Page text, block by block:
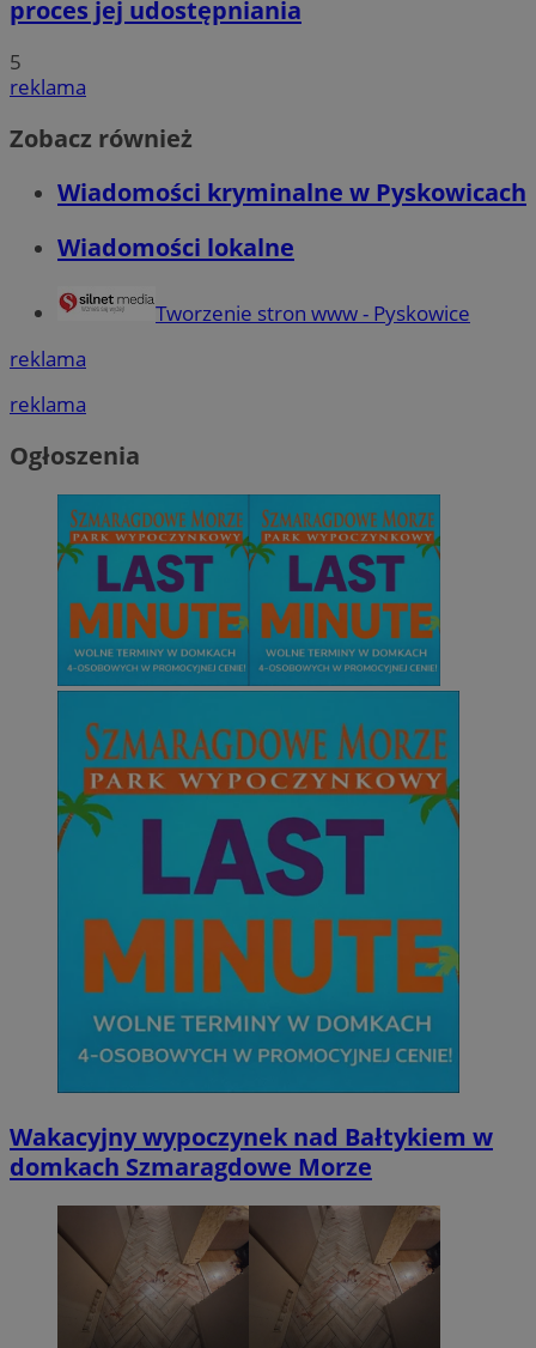
proces jej udostępniania
5
reklama
Zobacz również
Wiadomości kryminalne w Pyskowicach
Wiadomości lokalne
Tworzenie stron www - Pyskowice
reklama
reklama
Ogłoszenia
Wakacyjny wypoczynek nad Bałtykiem w
domkach Szmaragdowe Morze